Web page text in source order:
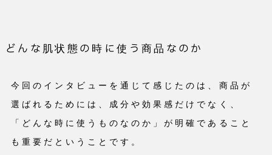
どんな肌状態の時に使う商品なのか
今回のインタビューを通じて感じたのは、商品が
選ばれるためには、成分や効果感だけでなく、
「どんな時に使うものなのか」が明確であること
も重要だということです。